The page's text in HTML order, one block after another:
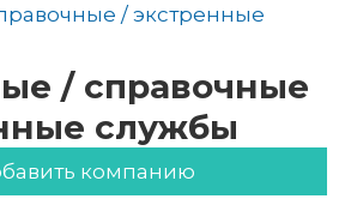
/ экстренные
/ справочные
службы
компанию